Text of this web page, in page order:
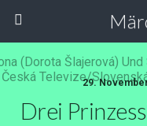
29.
Drei